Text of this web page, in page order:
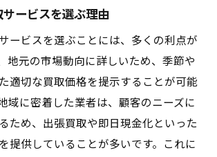
ービスを選ぶ理由
ービスを選ぶことには、多くの利点が
地元の市場動向に詳しいため、季節や
適切な買取価格を提示することが可能
域に密着した業者は、顧客のニーズに
ため、出張買取や即日現金化といった
提供していることが多いです。これに